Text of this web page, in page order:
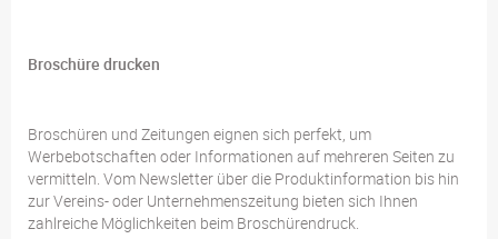
Broschüre drucken
Broschüren und Zeitungen eignen sich perfekt, um
Werbebotschaften oder Informationen auf mehreren Seiten zu
vermitteln. Vom Newsletter über die Produktinformation bis hin
zur Vereins- oder Unternehmenszeitung bieten sich Ihnen
zahlreiche Möglichkeiten beim Broschürendruck.